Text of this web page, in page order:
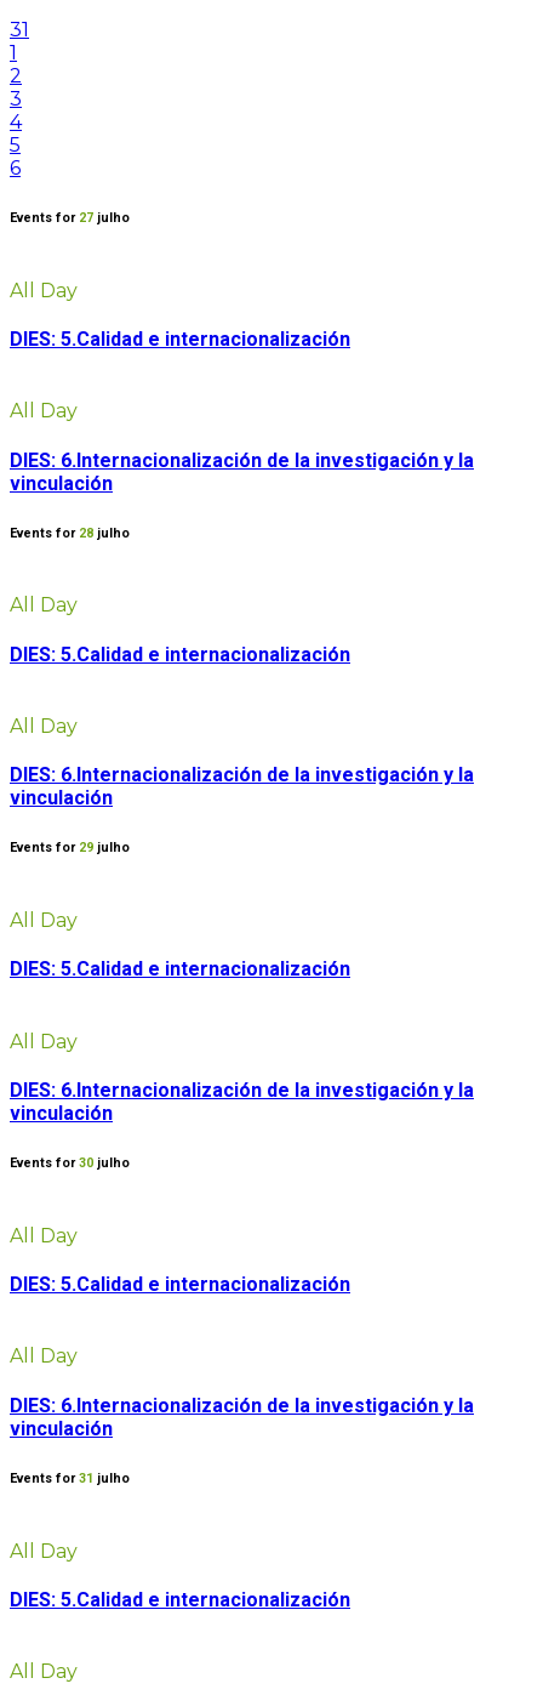
31
1
2
3
4
5
6
Events for 27 julho
All Day
DIES: 5.Calidad e internacionalización
All Day
DIES: 6.Internacionalización de la investigación y la
vinculación
Events for 28 julho
All Day
DIES: 5.Calidad e internacionalización
All Day
DIES: 6.Internacionalización de la investigación y la
vinculación
Events for 29 julho
All Day
DIES: 5.Calidad e internacionalización
All Day
DIES: 6.Internacionalización de la investigación y la
vinculación
Events for30 julho
All Day
DIES: 5.Calidad e internacionalización
All Day
DIES: 6.Internacionalización de la investigación y la
vinculación
Events for31 julho
All Day
DIES: 5.Calidad e internacionalización
All Day